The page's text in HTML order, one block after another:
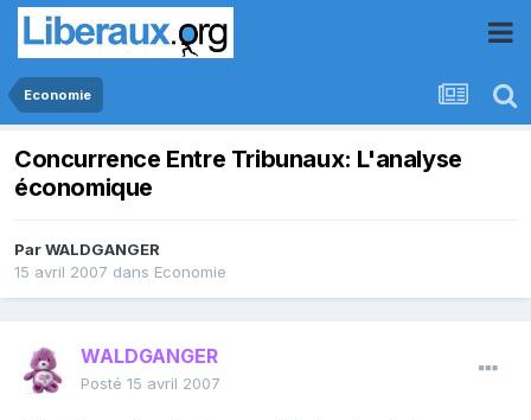
Economie
Concurrence Entre Tribunaux: L'analyse
économique
ParWALDGANGER
15 avril 2007 dans Economie
WALDGANGER
Posté 15 avril 2007